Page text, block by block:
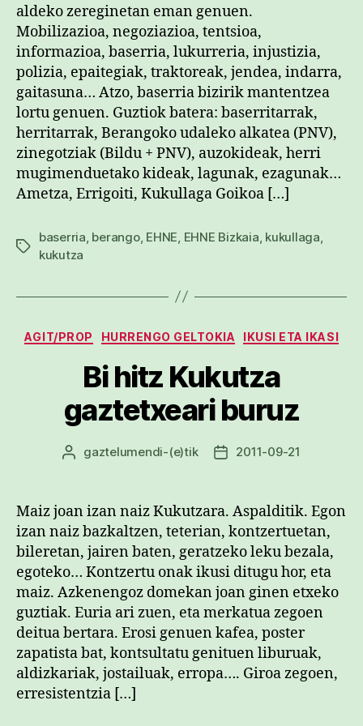
aldeko zereginetan eman genuen.
Mobilizazioa, negoziazioa, tentsioa,
informazioa, baserria, lukurreria, injustizia,
polizia, epaitegiak, traktoreak, jendea, indarra,
gaitasuna… Atzo, baserria bizirik mantentzea
lortu genuen. Guztiok batera: baserritarrak,
herritarrak, Berangoko udaleko alkatea (PNV),
zinegotziak (Bildu + PNV), auzokideak, herri
mugimenduetako kideak, lagunak, ezagunak…
Ametza, Errigoiti, Kukullaga Goikoa […]
Etiketak
baserria, berango, EHNE, EHNE Bizkaia, kukullaga,
kukutza
Kategoriak
AGIT/PROP HURRENGO GELTOKIA IKUSI ETA IKASI
Bi hitz Kukutza
gaztetxeari buruz
Argitalpenaren
gaztelumendi-(e)tik
Argitalpenaren
2011-09-21
Maiz joan izan naiz Kukutzara. Aspalditik. Egon
izan naiz bazkaltzen, teterian, kontzertuetan,
bileretan, jairen baten, geratzeko leku bezala,
egoteko… Kontzertu onak ikusi ditugu hor, eta
maiz. Azkenengoz domekan joan ginen etxeko
guztiak. Euria ari zuen, eta merkatua zegoen
deitua bertara. Erosi genuen kafea, poster
zapatista bat, kontsultatu genituen liburuak,
aldizkariak, jostailuak, erropa…. Giroa zegoen,
erresistentzia […]